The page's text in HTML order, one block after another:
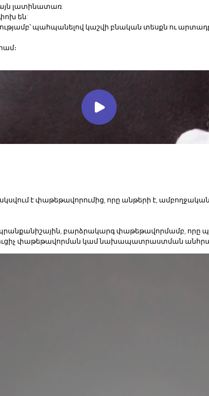
լատինատառ:
են:
պահպանելով կաշվի բնական տեսքն ու
է փաթեթավորումից, որը անթերի է,
բարձրակարգ փաթեթավորմամբ, որը
փաթեթավորման կամ նախապատրաստման